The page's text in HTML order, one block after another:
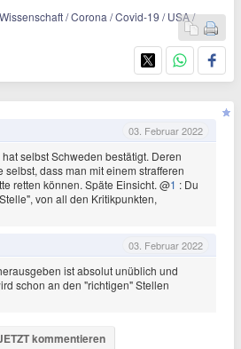
/ Corona / Covid-19 / USA /
03. Februar 2022
selbst Schweden bestätigt. Deren
dass man mit einem strafferen
retten können. Späte Einsicht. @1 : Du
von all den Kritikpunkten,
03. Februar 2022
ist absolut unüblich und
schon an den "richtigen" Stellen
kommentieren